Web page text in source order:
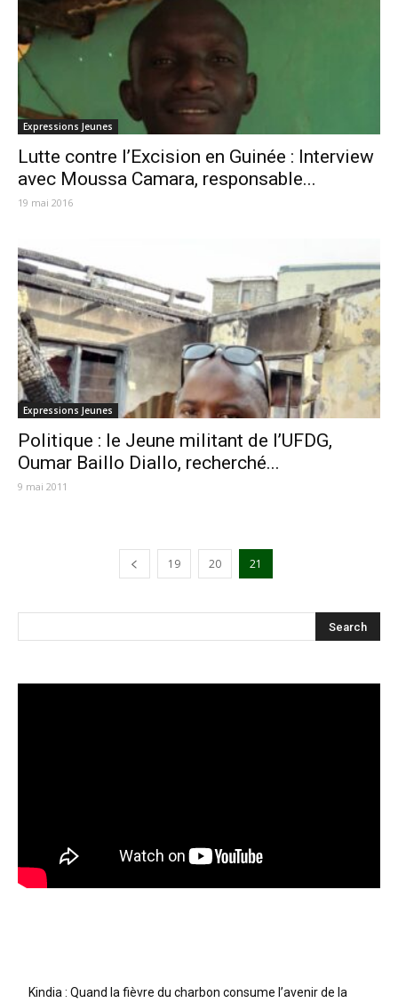
Expressions Jeunes
Lutte contre l’Excision en Guinée : Interview
avec Moussa Camara, responsable...
19 mai 2016
Expressions Jeunes
Politique : le Jeune militant de l’UFDG,
Oumar Baillo Diallo, recherché...
9 mai 2011
19 20 21
Kindia : Quand la fièvre du charbon consume l’avenir de la